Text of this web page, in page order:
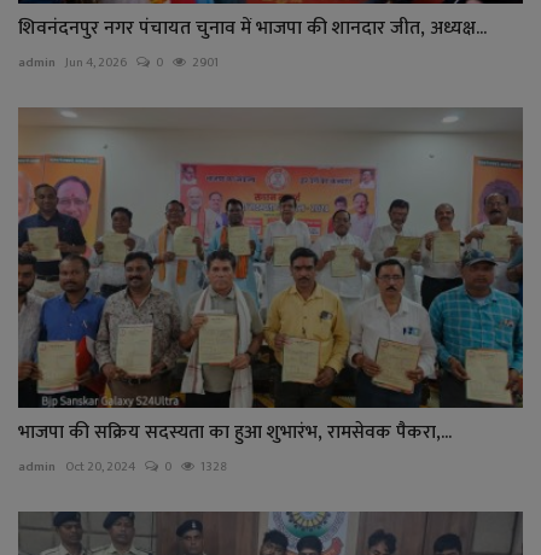
शिवनंदनपुर नगर पंचायत चुनाव में भाजपा की शानदार जीत, अध्यक्ष...
admin Jun 4, 2026 0 2901
भाजपा की सक्रिय सदस्यता का हुआ शुभारंभ, रामसेवक पैकरा,...
admin Oct 20, 2024 0 1328